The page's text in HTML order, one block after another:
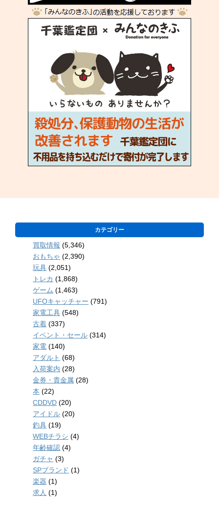
カテゴリー
買取情報 (5,346)
おもちゃ (2,390)
玩具 (2,051)
トレカ (1,868)
ゲーム (1,463)
UFOキャッチャー (791)
家電工具 (548)
古着 (337)
イベント・セール (314)
家電 (140)
アダルト (68)
入荷案内 (28)
金券・貴金属 (28)
本 (22)
CDDVD (20)
アイドル (20)
釣具 (19)
WEBチラシ (4)
年齢確認 (4)
ガチャ (3)
SPブランド (1)
楽器 (1)
求人 (1)